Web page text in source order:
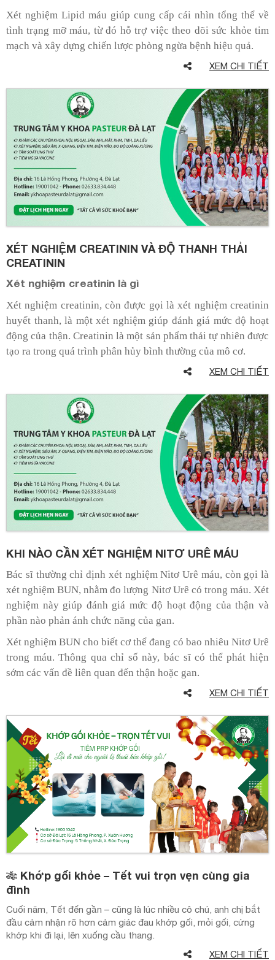
Xét nghiệm Lipid máu giúp cung cấp cái nhìn tổng thể về
tình trạng mỡ máu, từ đó hỗ trợ việc theo dõi sức khỏe tim
mạch và xây dựng chiến lược phòng ngừa bệnh hiệu quả.
XEM CHI TIẾT
XÉT NGHIỆM CREATININ VÀ ĐỘ THANH THẢI
CREATININ
Xét nghiệm creatinin là gì
Xét nghiệm creatinin, còn được gọi là xét nghiệm creatinin
huyết thanh, là một xét nghiệm giúp đánh giá mức độ hoạt
động của thận. Creatinin là một sản phẩm thải tự nhiên được
tạo ra trong quá trình phân hủy bình thường của mô cơ.
XEM CHI TIẾT
KHI NÀO CẦN XÉT NGHIỆM NITƠ URÊ MÁU
Bác sĩ thường chỉ định xét nghiệm Nitơ Urê máu, còn gọi là
xét nghiệm BUN, nhằm đo lượng Nitơ Urê có trong máu. Xét
nghiệm này giúp đánh giá mức độ hoạt động của thận và
phần nào phản ánh chức năng của gan.
Xét nghiệm BUN cho biết cơ thể đang có bao nhiêu Nitơ Urê
trong máu. Thông qua chỉ số này, bác sĩ có thể phát hiện
sớm các vấn đề liên quan đến thận hoặc gan.
XEM CHI TIẾT
🎋 Khớp gối khỏe – Tết vui trọn vẹn cùng gia
đình
Cuối năm, Tết đến gần – cũng là lúc nhiều cô chú, anh chị bắt
đầu cảm nhận rõ hơn cảm giác đau khớp gối, mỏi gối, cứng
khớp khi đi lại, lên xuống cầu thang.
XEM CHI TIẾT